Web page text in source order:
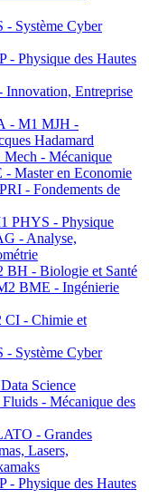
- Système Cyber
- Physique des Hautes
Entreprise
- M1 MJH -
Hadamard
- Mécanique
Master en Economie
- Fondements de
PHYS - Physique
- Analyse,
- Biologie et Santé
BME - Ingénierie
- Chimie et
- Système Cyber
Science
- Mécanique des
- Grandes
Lasers,
- Physique des Hautes